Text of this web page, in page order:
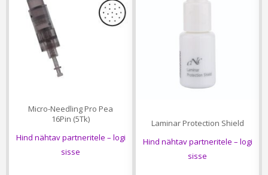
Micro-Needling Pro Pea
16Pin (5Tk)
Hind nähtav partneritele – logi
sisse
Laminar Protection Shield
Hind nähtav partneritele – logi
sisse